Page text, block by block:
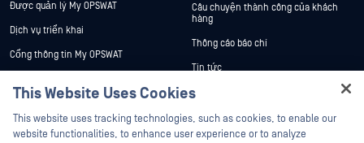
Được quản lý My OPSWAT
Dịch vụ triển khai
Cổng thông tin My OPSWAT
Chương trình Xử lý Lỗ hổng Bảo mật
Câu chuyện thành công của khách
hàng
Thông cáo báo chí
Tin tức
Sự kiện
Hội thảo trên trực tuyến
This Website Uses Cookies
This website uses tracking technologies, such as cookies, to enable our
website functionalities, to enhance user experience or to analyze
Hey there!
I'm Ozzy, your OPSWAT virtual assistant.